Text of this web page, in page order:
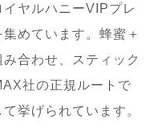
ヤルハニーVIPプレ
めています。蜂蜜＋
合わせ、スティック
社の正規ルートで
挙げられています。